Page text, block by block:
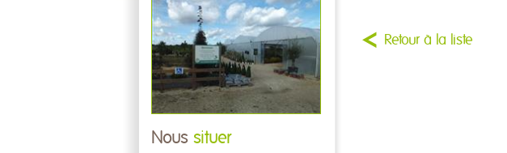
Nous situer
Retour à la liste